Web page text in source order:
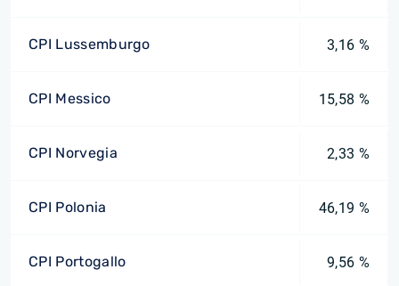
CPI Lussemburgo 3,16 %
CPI Messico 15,58 %
CPI Norvegia 2,33 %
CPI Polonia 46,19 %
CPI Portogallo 9,56 %